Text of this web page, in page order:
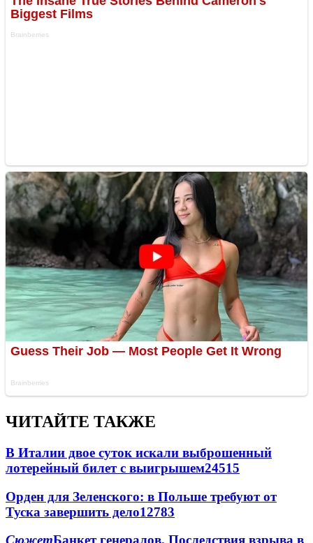
ЧИТАЙТЕ ТАКЖЕ
В Италии двое суток искали выброшенный
лотерейный билет с выигрышем24515
Орден для Зеленского: в Польше требуют от
Туска завершить дело12783